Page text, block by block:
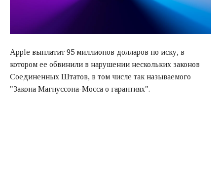
Apple выплатит 95 миллионов долларов по иску, в
котором ее обвинили в нарушении нескольких законов
Соединенных Штатов, в том числе так называемого
"Закона Магнуссона-Мосса о гарантиях".